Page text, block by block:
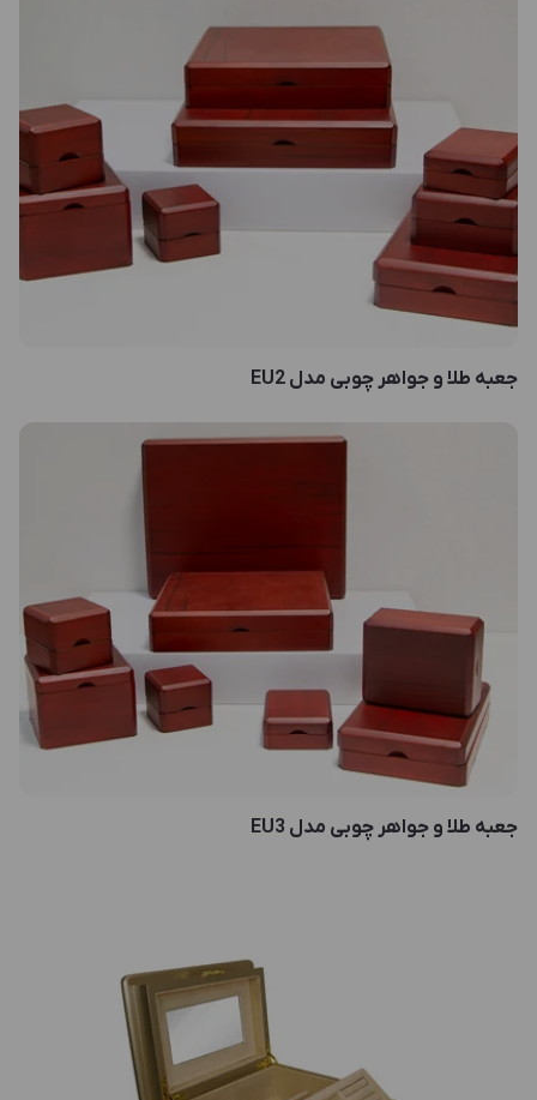
جعبه طلا و جواهر چوبی مدل EU2
جعبه طلا و جواهر چوبی مدل EU3